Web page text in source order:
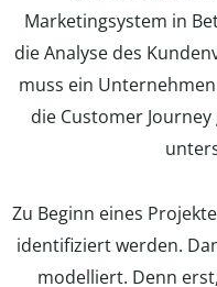
Marketingsystem in
die Analyse des
muss ein
die Customer
Zu Beginn eines
identifiziert werden.
modelliert. Denn